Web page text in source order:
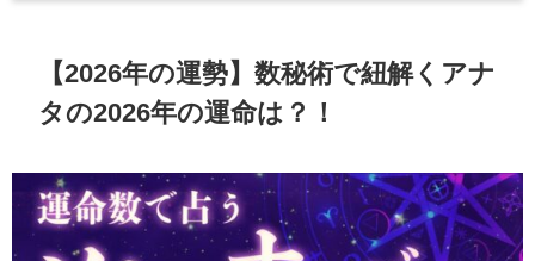
【2026年の運勢】数秘術で紐解くアナ
タの2026年の運命は？！